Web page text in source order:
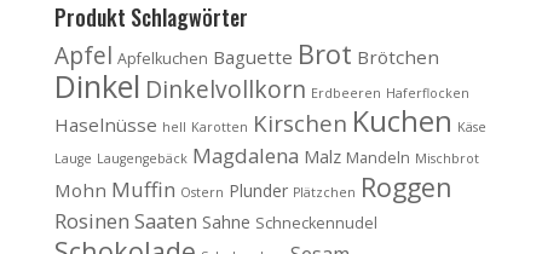
Produkt Schlagwörter
Apfel Apfelkuchen Baguette Brot Brötchen
Dinkel Dinkelvollkorn Erdbeeren Haferflocken
Haselnüsse hell Karotten Kirschen Kuchen Käse
Lauge Laugengebäck Magdalena Malz Mandeln Mischbrot
Mohn Muffin Ostern Plunder Plätzchen Roggen
Rosinen Saaten Sahne Schneckennudel